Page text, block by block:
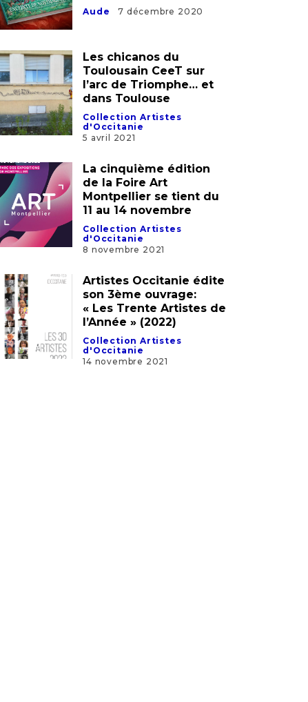
Aude 7 décembre 2020
Les chicanos du
Toulousain CeeT sur
l’arc de Triomphe… et
dans Toulouse
Collection Artistes
d'Occitanie
5 avril 2021
La cinquième édition
de la Foire Art
Montpellier se tient du
11 au 14 novembre
Collection Artistes
d'Occitanie
8 novembre 2021
Artistes Occitanie édite
son 3ème ouvrage:
« Les Trente Artistes de
l’Année » (2022)
Collection Artistes
d'Occitanie
14 novembre 2021